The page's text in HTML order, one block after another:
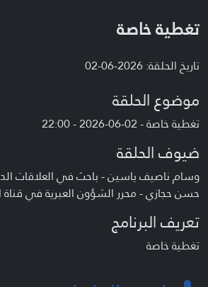
تغطية خاصة
تاريخ الحلقة: 2026-06-02
موضوع الحلقة
تغطية خاصة - 02-06-2026 - 22:00
ضيوف الحلقة
وسام ناصيف ياسين - باحث في العلاقات
حسن حجازي - محرر الشؤون العبرية في قناة
تعريف البرنامج
تغطية خاصة